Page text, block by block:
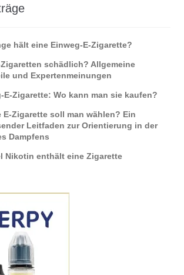
hält eine Einweg-E-Zigarette?
schädlich? Allgemeine
und Expertenmeinungen
E-Zigarette: Wo kann man sie kaufen?
E-Zigarette soll man wählen? Ein
Leitfaden zur Orientierung in der
Dampfens
Nikotin enthält eine Zigarette